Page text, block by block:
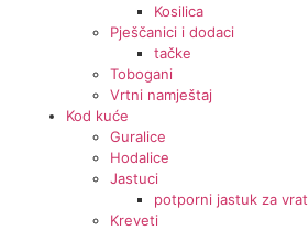
Kosilica
Pješčanici i dodaci
tačke
Tobogani
Vrtni namještaj
Kod kuće
Guralice
Hodalice
Jastuci
potporni jastuk za vrat
Kreveti